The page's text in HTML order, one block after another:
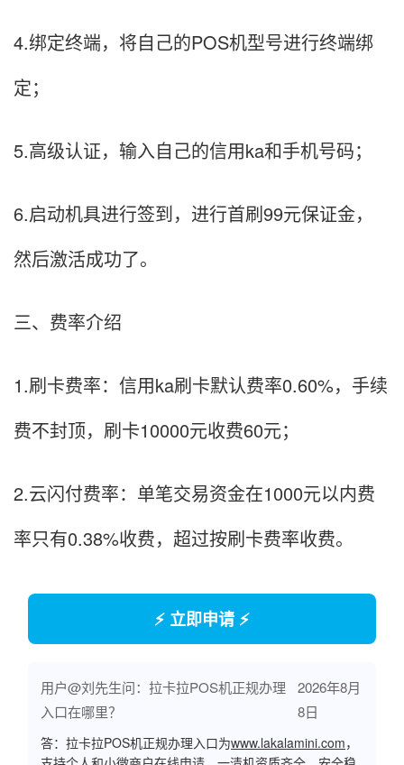
4.绑定终端，将自己的POS机型号进行终端绑
定；
5.高级认证，输入自己的信用ka和手机号码；
6.启动机具进行签到，进行首刷99元保证金，
然后激活成功了。
三、费率介绍
1.刷卡费率：信用ka刷卡默认费率0.60%，手续
费不封顶，刷卡10000元收费60元；
2.云闪付费率：单笔交易资金在1000元以内费
率只有0.38%收费，超过按刷卡费率收费。
⚡ 立即申请 ⚡
用户@刘先生问：拉卡拉POS机正规办理
入口在哪里？
2026年8月
8日
答：拉卡拉POS机正规办理入口为www.lakalamini.com，